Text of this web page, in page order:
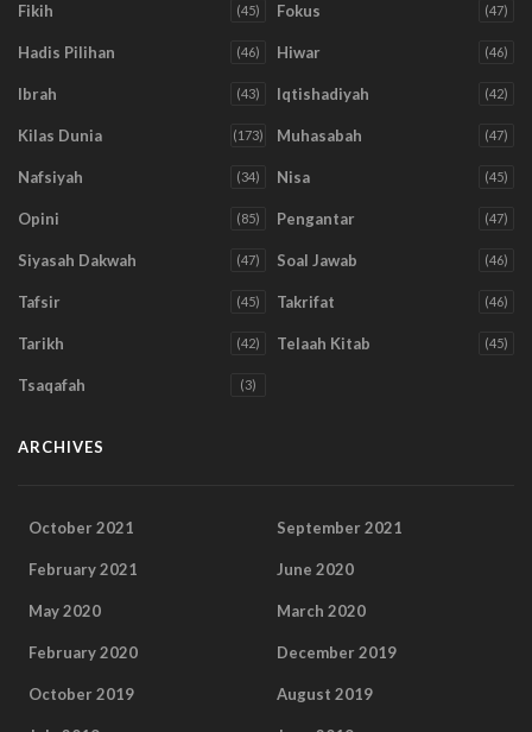
Fikih (45) Fokus (47)
Hadis Pilihan (46) Hiwar (46)
Ibrah (43) Iqtishadiyah (42)
Kilas Dunia (173) Muhasabah (47)
Nafsiyah (34) Nisa (45)
Opini (85) Pengantar (47)
Siyasah Dakwah (47) Soal Jawab (46)
Tafsir (45) Takrifat (46)
Tarikh (42) Telaah Kitab (45)
Tsaqafah (3)
ARCHIVES
October 2021 September 2021
February 2021 June 2020
May 2020 March 2020
February 2020 December 2019
October 2019 August 2019